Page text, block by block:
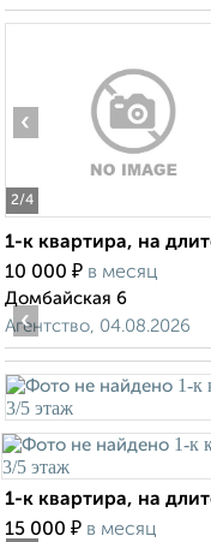
2/4
‹
1-к квартира, на
10 000 ₽ в месяц
Домбайская 6
Агентство, 04.08.2026
‹
1-к квартира, на
15 000 ₽ в месяц